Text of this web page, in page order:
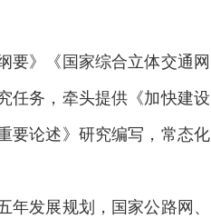
要》《国家综合立体交通网
任务，牵头提供《加快建设
要论述》研究编写，常态化
发展规划，国家公路网、